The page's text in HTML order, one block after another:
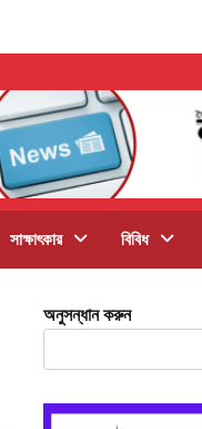
সাক্ষাৎকার বিবিধ
অনুসন্ধান করুন